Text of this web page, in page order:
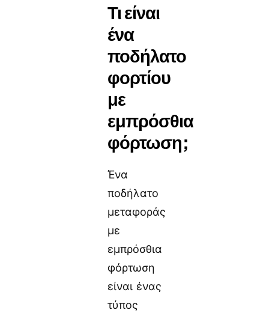
Τι είναι
ένα
ποδήλατο
φορτίου
με
εμπρόσθια
φόρτωση;
Ένα
ποδήλατο
μεταφοράς
με
εμπρόσθια
φόρτωση
είναι ένας
τύπος